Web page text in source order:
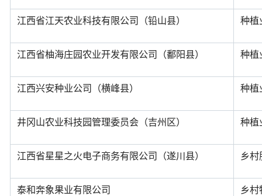
江西省江天农业科技有限公司（铅山县） 种植
江西省柚海庄园农业开发有限公司（鄱阳县） 种植
江西兴安种业公司（横峰县） 种植
井冈山农业科技园管理委员会（吉州区） 种植
江西省星星之火电子商务有限公司（遂川县） 乡
泰和奔象果业有限公司 乡